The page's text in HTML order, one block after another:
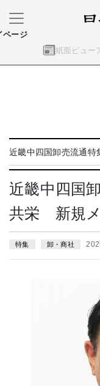
紙面ビュー
ページ
近畿中四国卸売流通特
近畿中四国
共栄 新規メ
特集 卸・商社